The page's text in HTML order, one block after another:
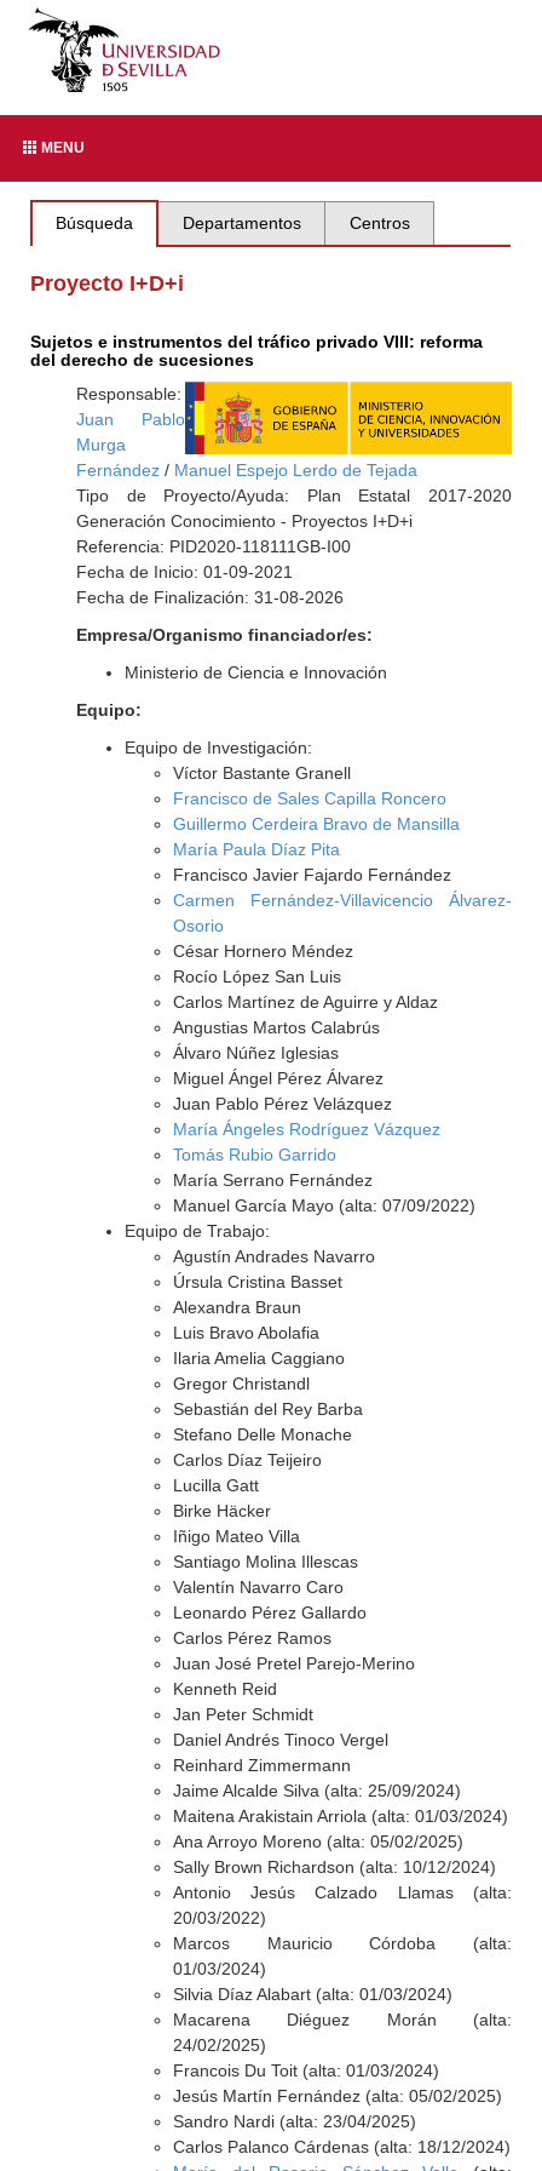
MENU
Búsqueda Departamentos Centros
Proyecto I+D+i
Sujetos e instrumentos del tráfico privado VIII: reforma
del derecho de sucesiones
Responsable:
Juan Pablo
Murga
Fernández/ Manuel Espejo Lerdo de Tejada
Tipo de Proyecto/Ayuda: Plan Estatal 2017-2020
Generación Conocimiento - Proyectos I+D+i
Referencia: PID2020-118111GB-I00
Fecha de Inicio: 01-09-2021
Fecha de Finalización: 31-08-2026
Empresa/Organismo financiador/es:
Ministerio de Ciencia e Innovación
Equipo:
Equipo de Investigación:
Víctor Bastante Granell
Francisco de Sales Capilla Roncero
Guillermo Cerdeira Bravo de Mansilla
María Paula Díaz Pita
Francisco Javier Fajardo Fernández
Carmen Fernández-Villavicencio Álvarez-
Osorio
César Hornero Méndez
Rocío López San Luis
Carlos Martínez de Aguirre y Aldaz
Angustias Martos Calabrús
Álvaro Núñez Iglesias
Miguel Ángel Pérez Álvarez
Juan Pablo Pérez Velázquez
María Ángeles Rodríguez Vázquez
Tomás Rubio Garrido
María Serrano Fernández
Manuel García Mayo (alta: 07/09/2022)
Equipo de Trabajo:
Agustín Andrades Navarro
Úrsula Cristina Basset
Alexandra Braun
Luis Bravo Abolafia
Ilaria Amelia Caggiano
Gregor Christandl
Sebastián del Rey Barba
Stefano Delle Monache
Carlos Díaz Teijeiro
Lucilla Gatt
Birke Häcker
Iñigo Mateo Villa
Santiago Molina Illescas
Valentín Navarro Caro
Leonardo Pérez Gallardo
Carlos Pérez Ramos
Juan José Pretel Parejo-Merino
Kenneth Reid
Jan Peter Schmidt
Daniel Andrés Tinoco Vergel
Reinhard Zimmermann
Jaime Alcalde Silva (alta: 25/09/2024)
Maitena Arakistain Arriola (alta: 01/03/2024)
Ana Arroyo Moreno (alta: 05/02/2025)
Sally Brown Richardson (alta: 10/12/2024)
Antonio Jesús Calzado Llamas (alta:
20/03/2022)
Marcos Mauricio Córdoba (alta:
01/03/2024)
Silvia Díaz Alabart (alta: 01/03/2024)
Macarena Diéguez Morán (alta:
24/02/2025)
Francois Du Toit (alta: 01/03/2024)
Jesús Martín Fernández (alta: 05/02/2025)
Sandro Nardi (alta: 23/04/2025)
Carlos Palanco Cárdenas (alta: 18/12/2024)